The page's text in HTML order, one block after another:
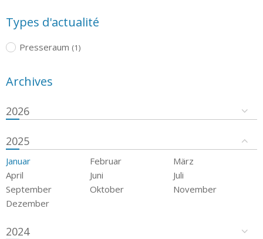
Types d'actualité
Presseraum (1)
Archives
2026
2025
Januar Februar
März
April
Juni
Juli
September
Oktober
November
Dezember
2024